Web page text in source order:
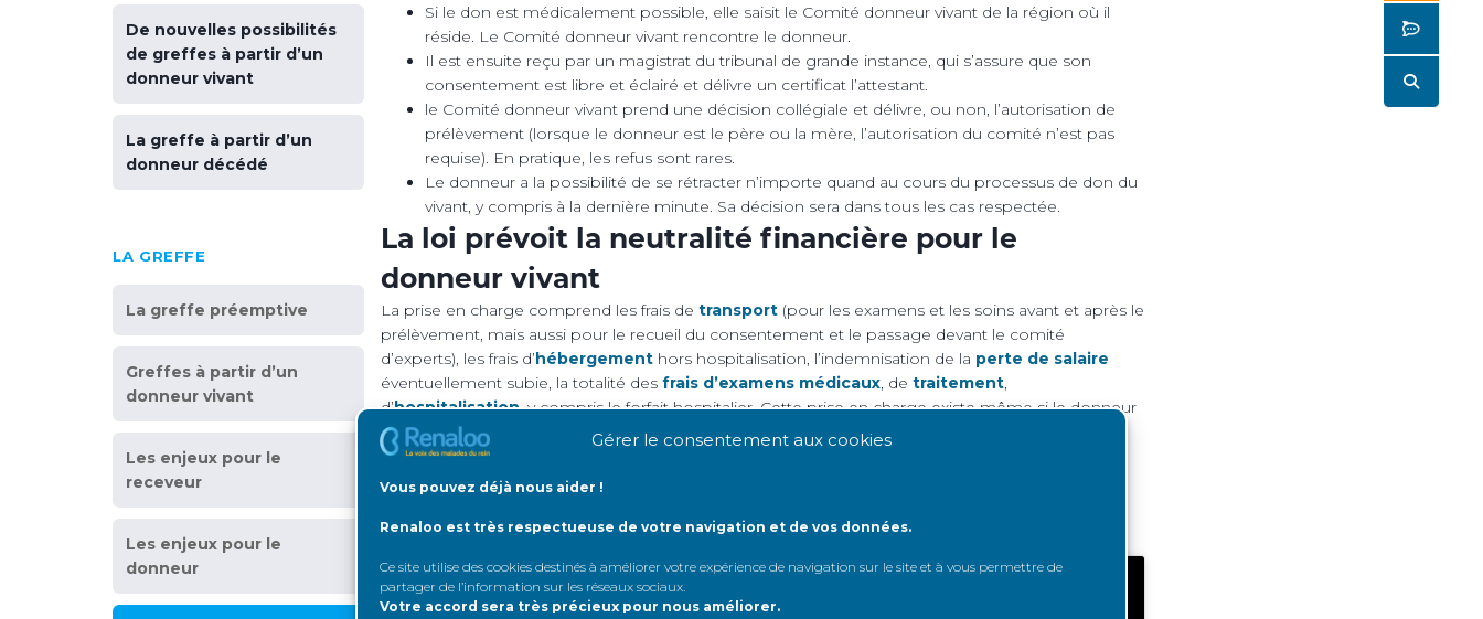
Gérer le consentement aux cookies
Vous pouvez déjà nous aider !
Renaloo est très respectueuse de votre navigation et de vos données.
Ce site utilise des cookies destinés à améliorer votre expérience de navigation sur le site et à vous permettre de
partager de l’information sur les réseaux sociaux.
Votre accord sera très précieux pour nous améliorer.
De nouvelles possibilités
de greffes à partir d’un
donneur vivant
La greffe à partir d’un
donneur décédé
LA GREFFE
La greffe préemptive
Greffes à partir d’un
donneur vivant
Les enjeux pour le
receveur
Les enjeux pour le
donneur
Si le don est médicalement possible, elle saisit le Comité donneur vivant de la région où il
réside. Le Comité donneur vivant rencontre le donneur.
Il est ensuite reçu par un magistrat du tribunal de grande instance, qui s’assure que son
consentement est libre et éclairé et délivre un certificat l’attestant.
le Comité donneur vivant prend une décision collégiale et délivre, ou non, l’autorisation de
prélèvement (lorsque le donneur est le père ou la mère, l’autorisation du comité n’est pas
requise). En pratique, les refus sont rares.
Le donneur a la possibilité de se rétracter n’importe quand au cours du processus de don du
vivant, y compris à la dernière minute. Sa décision sera dans tous les cas respectée.
La loi prévoit la neutralité financière pour le
donneur vivant
La prise en charge comprend les frais de transport (pour les examens et les soins avant et après le
prélèvement, mais aussi pour le recueil du consentement et le passage devant le comité
d’experts), les frais d’ hébergement hors hospitalisation, l’indemnisation de la perte de salaire
éventuellement subie, la totalité des frais d’examens médicaux, de traitement,
d’hospitalisation, y compris le forfait hospitalier. Cette prise en charge existe même si le donneur
potentiel n’est finalement pas retenu pour le don ou se rétracte…
Un registre de suivi des donneurs vivants
l’Agence de la biomédecine. Il permet d’assurer le suivi de leur état de santé, après l’intervention
Consultation pré-don